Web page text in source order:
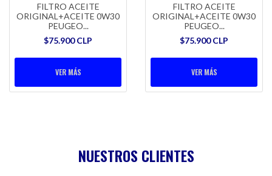
FILTRO ACEITE
ORIGINAL+ACEITE 0W30
PEUGEO...
$75.900 CLP
VER MÁS
FILTRO ACEITE
ORIGINAL+ACEITE 0W30
PEUGEO...
$75.900 CLP
VER MÁS
NUESTROS CLIENTES